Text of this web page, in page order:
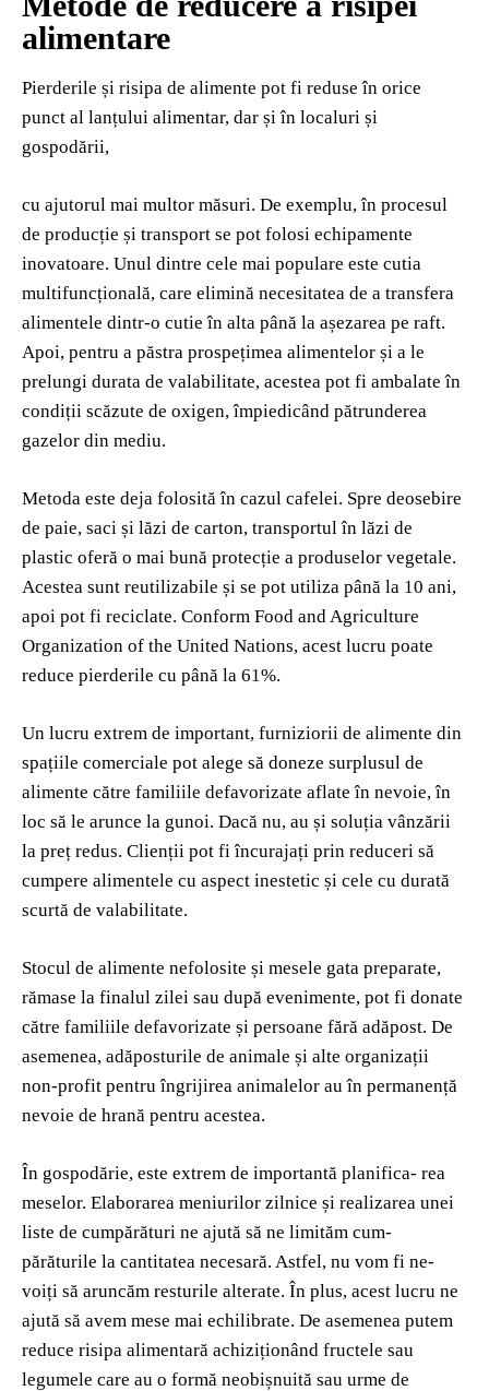
alimentare
Pierderile și risipa de alimente pot fi reduse în orice
punct al lanțului alimentar, dar și în localuri și
gospodării,
cu ajutorul mai multor măsuri. De exemplu, în procesul
de producție și transport se pot folosi echipamente
inovatoare. Unul dintre cele mai populare este cutia
multifuncțională, care elimină necesitatea de a transfera
alimentele dintr-o cutie în alta până la așezarea pe raft.
Apoi, pentru a păstra prospețimea alimentelor și a le
prelungi durata de valabilitate, acestea pot fi ambalate în
condiții scăzute de oxigen, împiedicând pătrunderea
gazelor din mediu.
Metoda este deja folosită în cazul cafelei. Spre deosebire
de paie, saci și lăzi de carton, transportul în lăzi de
plastic oferă o mai bună protecție a produselor vegetale.
Acestea sunt reutilizabile și se pot utiliza până la 10 ani,
apoi pot fi reciclate. Conform Food and Agriculture
Organization of the United Nations, acest lucru poate
reduce pierderile cu până la 61%.
Un lucru extrem de important, furniziorii de alimente din
spațiile comerciale pot alege să doneze surplusul de
alimente către familiile defavorizate aflate în nevoie, în
loc să le arunce la gunoi. Dacă nu, au și soluția vânzării
la preț redus. Clienții pot fi încurajați prin reduceri să
cumpere alimentele cu aspect inestetic și cele cu durată
scurtă de valabilitate.
Stocul de alimente nefolosite și mesele gata preparate,
rămase la finalul zilei sau după evenimente, pot fi donate
către familiile defavorizate și persoane fără adăpost. De
asemenea, adăposturile de animale și alte organizații
non-profit pentru îngrijirea animalelor au în permanență
nevoie de hrană pentru acestea.
În gospodărie, este extrem de importantă planifica- rea
meselor. Elaborarea meniurilor zilnice și realizarea unei
liste de cumpărături ne ajută să ne limităm cum-
părăturile la cantitatea necesară. Astfel, nu vom fi ne-
voiți să aruncăm resturile alterate. În plus, acest lucru ne
ajută să avem mese mai echilibrate. De asemenea putem
reduce risipa alimentară achiziționând fructele sau
legumele care au o formă neobișnuită sau urme de